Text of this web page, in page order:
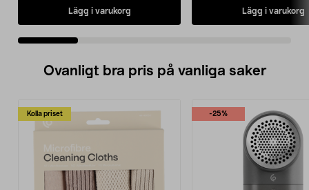
Lägg i varukorg Lägg i varukorg
Ovanligt bra pris på vanliga saker
Kolla priset -25%